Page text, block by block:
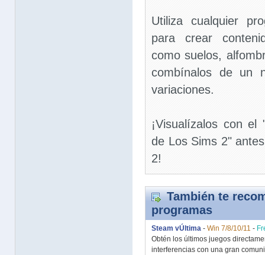
Utiliza cualquier
para crear
como suelos,
combínalos de un
variaciones.
¡Visualízalos con el
de Los Sims 2"
2!
También te
programas
Steam vÚltima - Win 7/8/10/11 -
Obtén los últimos juegos
interferencias con una gran